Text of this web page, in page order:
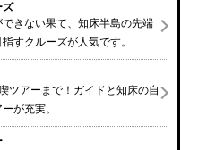
ズ
きない果て、知床半島の先端
指すクルーズが人気です。
ツアーまで！ガイドと知床の自
が充実。